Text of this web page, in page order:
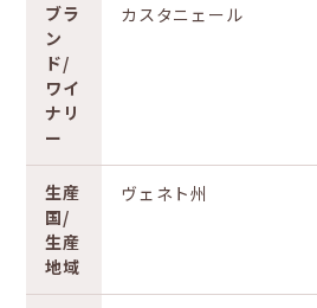
ブラ
ン
ド/
ワイ
ナリ
ー
カスタニェール
生産
国/
生産
地域
ヴェネト州